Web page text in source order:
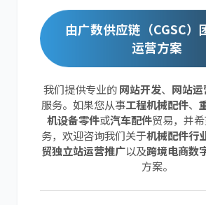
由广数供应链（CGSC）
运营方案
我们提供专业的网站开发、 网站运
服务。如果您从事工程机械配件、
机设备零件或汽车配件贸易，并
务，欢迎咨询我们关于机械配件行
贸独立站运营推广以及跨境电商数
方案。